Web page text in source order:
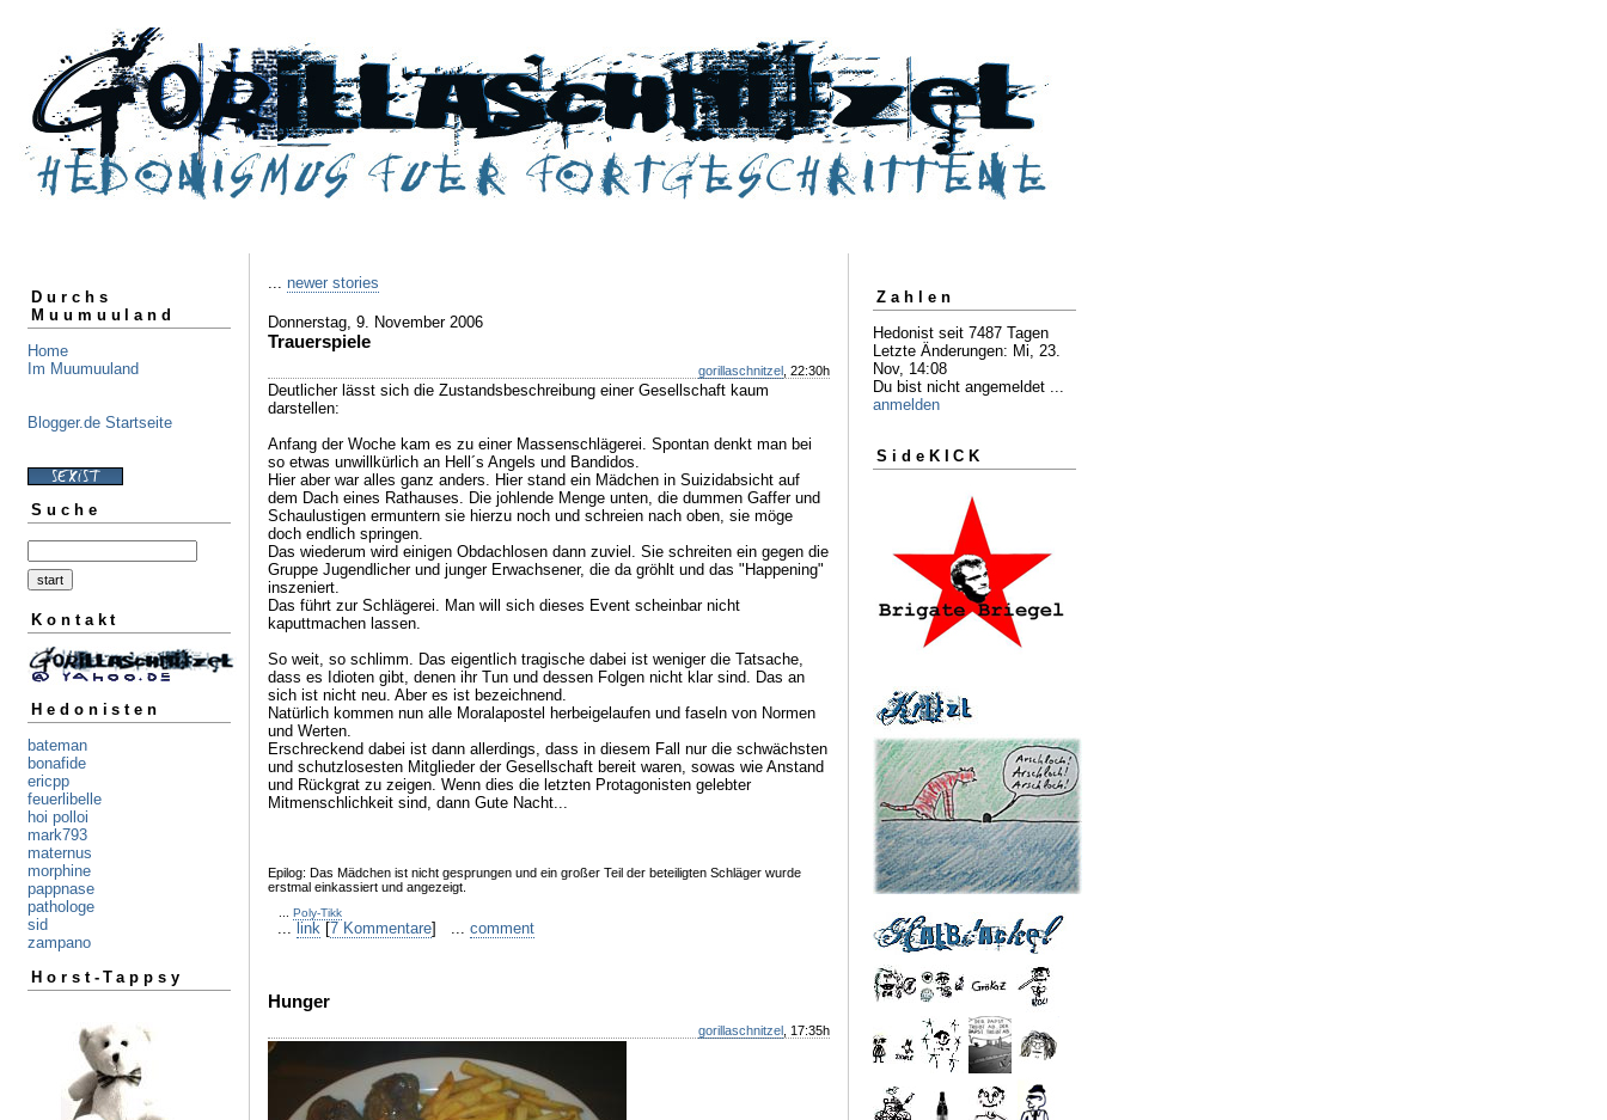
Durchs
Muumuuland
Home
Im Muumuuland
Blogger.de Startseite
Suche
Kontakt
Hedonisten
bateman
bonafide
ericpp
feuerlibelle
hoi polloi
mark793
maternus
morphine
pappnase
pathologe
sid
zampano
Horst-Tappsy
... newer stories
Donnerstag, 9. November 2006
Trauerspiele
gorillaschnitzel , 22:30h
Deutlicher lässt sich die Zustandsbeschreibung einer Gesellschaft kaum
darstellen:
Anfang der Woche kam es zu einer Massenschlägerei. Spontan denkt man bei
so etwas unwillkürlich an Hell´s Angels und Bandidos.
Hier aber war alles ganz anders. Hier stand ein Mädchen in Suizidabsicht auf
dem Dach eines Rathauses. Die johlende Menge unten, die dummen Gaffer und
Schaulustigen ermuntern sie hierzu noch und schreien nach oben, sie möge
doch endlich springen.
Das wiederum wird einigen Obdachlosen dann zuviel. Sie schreiten ein gegen die
Gruppe Jugendlicher und junger Erwachsener, die da gröhlt und das "Happening"
inszeniert.
Das führt zur Schlägerei. Man will sich dieses Event scheinbar nicht
kaputtmachen lassen.
So weit, so schlimm. Das eigentlich tragische dabei ist weniger die Tatsache,
dass es Idioten gibt, denen ihr Tun und dessen Folgen nicht klar sind. Das an
sich ist nicht neu. Aber es ist bezeichnend.
Natürlich kommen nun alle Moralapostel herbeigelaufen und faseln von Normen
und Werten.
Erschreckend dabei ist dann allerdings, dass in diesem Fall nur die schwächsten
und schutzlosesten Mitglieder der Gesellschaft bereit waren, sowas wie Anstand
und Rückgrat zu zeigen. Wenn dies die letzten Protagonisten gelebter
Mitmenschlichkeit sind, dann Gute Nacht...
Epilog: Das Mädchen ist nicht gesprungen und ein großer Teil der beteiligten Schläger wurde
erstmal einkassiert und angezeigt.
Poly-Tikk
... link [7 Kommentare] ... comment
Hunger
gorillaschnitzel , 17:35h
Zahlen
Hedonist seit 7487 Tagen
Letzte Änderungen: Mi, 23.
Nov, 14:08
Du bist nicht angemeldet ...
anmelden
SideKICK